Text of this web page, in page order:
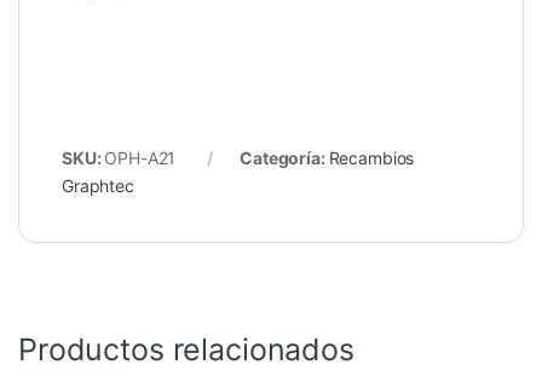
SKU: OPH-A21 Categoría: Recambios
Graphtec
Productos relacionados